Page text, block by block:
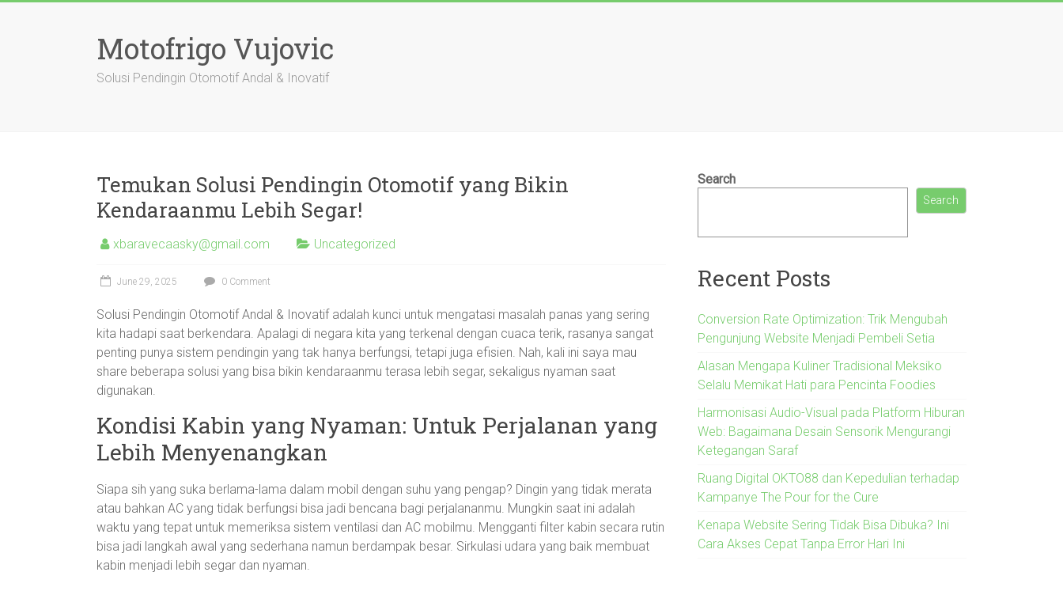
Motofrigo Vujovic
Solusi Pendingin Otomotif Andal & Inovatif
Temukan Solusi Pendingin Otomotif yang Bikin
Kendaraanmu Lebih Segar!
xbaravecaasky@gmail.com Uncategorized
June 29, 2025 0 Comment
Solusi Pendingin Otomotif Andal & Inovatif adalah kunci untuk mengatasi masalah panas yang sering
kita hadapi saat berkendara. Apalagi di negara kita yang terkenal dengan cuaca terik, rasanya sangat
penting punya sistem pendingin yang tak hanya berfungsi, tetapi juga efisien. Nah, kali ini saya mau
share beberapa solusi yang bisa bikin kendaraanmu terasa lebih segar, sekaligus nyaman saat
digunakan.
Kondisi Kabin yang Nyaman: Untuk Perjalanan yang
Lebih Menyenangkan
Siapa sih yang suka berlama-lama dalam mobil dengan suhu yang pengap? Dingin yang tidak merata
atau bahkan AC yang tidak berfungsi bisa jadi bencana bagi perjalananmu. Mungkin saat ini adalah
waktu yang tepat untuk memeriksa sistem ventilasi dan AC mobilmu. Mengganti filter kabin secara rutin
bisa jadi langkah awal yang sederhana namun berdampak besar. Sirkulasi udara yang baik membuat
kabin menjadi lebih segar dan nyaman.
Search
Search
Recent Posts
Conversion Rate Optimization: Trik Mengubah
Pengunjung Website Menjadi Pembeli Setia
Alasan Mengapa Kuliner Tradisional Meksiko
Selalu Memikat Hati para Pencinta Foodies
Harmonisasi Audio-Visual pada Platform Hiburan
Web: Bagaimana Desain Sensorik Mengurangi
Ketegangan Saraf
Ruang Digital OKTO88 dan Kepedulian terhadap
Kampanye The Pour for the Cure
Kenapa Website Sering Tidak Bisa Dibuka? Ini
Cara Akses Cepat Tanpa Error Hari Ini